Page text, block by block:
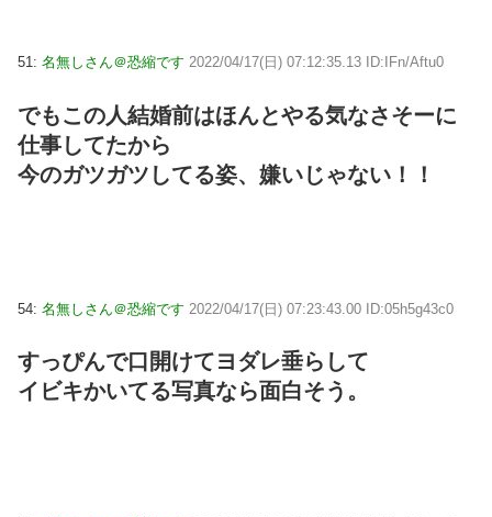
51: 名無しさん＠恐縮です 2022/04/17(日) 07:12:35.13 ID:IFn/Aftu0
でもこの人結婚前はほんとやる気なさそーに
仕事してたから
今のガツガツしてる姿、嫌いじゃない！！
54: 名無しさん＠恐縮です 2022/04/17(日) 07:23:43.00 ID:05h5g43c0
すっぴんで口開けてヨダレ垂らして
イビキかいてる写真なら面白そう。